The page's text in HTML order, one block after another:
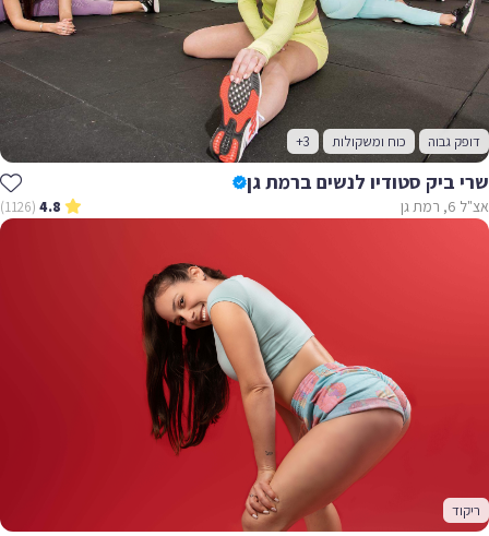
דופק גבוה כוח ומשקולות +3
שרי ביק סטודיו לנשים ברמת גן
אצ"ל 6, רמת גן 4.8
(1126)
ריקוד